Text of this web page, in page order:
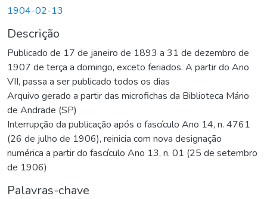
1904-02-13
Descrição
Publicado de 17 de janeiro de 1893 a 31 de dezembro de
1907 de terça a domingo, exceto feriados. A partir do Ano
VII, passa a ser publicado todos os dias
Arquivo gerado a partir das microfichas da Biblioteca Mário
de Andrade (SP)
Interrupção da publicação após o fascículo Ano 14, n. 4761
(26 de julho de 1906), reinicia com nova designação
numérica a partir do fascículo Ano 13, n. 01 (25 de setembro
de 1906)
Palavras-chave